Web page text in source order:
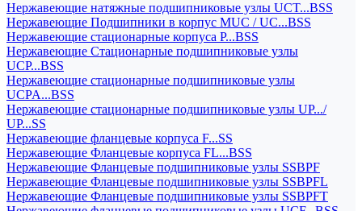
Нержавеющие натяжные подшипниковые узлы UCT...BSS
Нержавеющие Подшипники в корпус MUC / UC...BSS
Нержавеющие стационарные корпуса P...BSS
Нержавеющие Стационарные подшипниковые узлы
UCP...BSS
Нержавеющие стационарные подшипниковые узлы
UCPA...BSS
Нержавеющие стационарные подшипниковые узлы UP.../
UP...SS
Нержавеющие фланцевые корпуса F...SS
Нержавеющие Фланцевые корпуса FL...BSS
Нержавеющие Фланцевые подшипниковые узлы SSBPF
Нержавеющие Фланцевые подшипниковые узлы SSBPFL
Нержавеющие Фланцевые подшипниковые узлы SSBPFT